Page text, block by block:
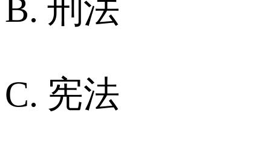
B. 刑法
C. 宪法